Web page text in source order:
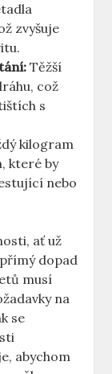
zvyšuje
Těžší
což
s‍
kilogram
které⁢ by⁣
nebo
⁢ať už‍
dopad
musí
na
se
abychom